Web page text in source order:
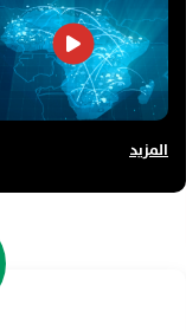
المزيد